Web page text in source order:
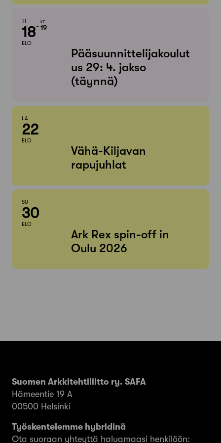
TI
18
ELO
KE
19
Pääsuunnittelijakoulut
us 29: 4. jakso
(täynnä)
LA
22
ELO
Vähä-Kiljavan
rapujuhlat
SU
30
ELO
Ark Rex spin-off in
Oulu 2026
Suomen Arkkitehtiliitto ry. SAFA
Hämeentie 19 A
00500 Helsinki
Työskentelemme hybridinä
Ota suoraan yhteyttä haluamaasi henkilöön: